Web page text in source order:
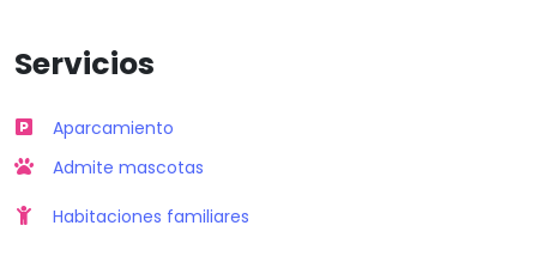
Servicios
Aparcamiento
Admite mascotas
Habitaciones familiares